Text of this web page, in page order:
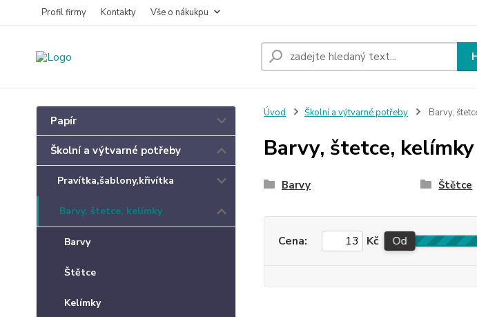
Profil firmy Kontakty Vše o nákukpu
Papír
Školní a výtvarné potřeby
Pravítka,šablony,křivítka
Barvy, štetce, kelímky
Barvy
Štětce
Kelímky
Úvod Školní a výtvarné potřeby Barvy,
Barvy, štetce, kelímky
Barvy Štětce
Cena: Kč Od